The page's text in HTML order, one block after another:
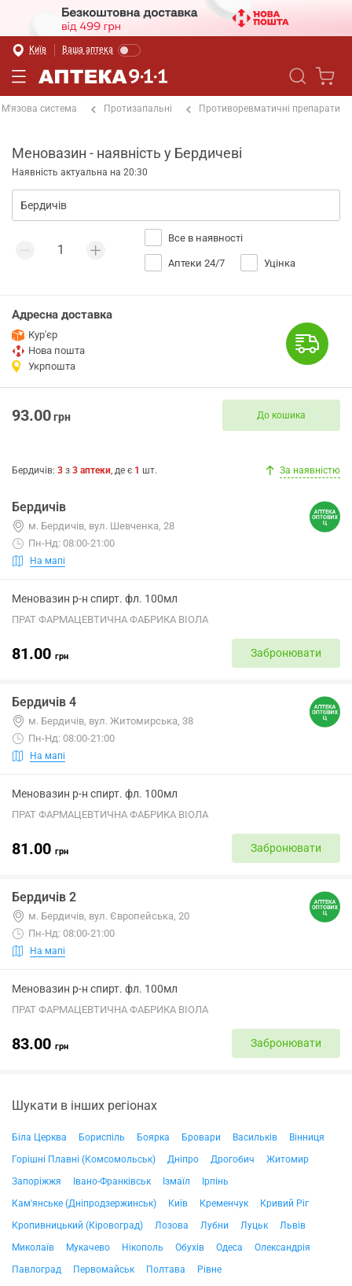
Київ Ваша аптека
М'язова система Протизапальні Противоревматичні препарати
Меновазин - наявність у Бердичеві
Наявність актуальна на 20:30
Все в наявності
Аптеки 24/7 Уцінка
Адресна доставка
Кур'єр
Нова пошта
Укрпошта
93.00грн До кошика
Бердичів: 3 з 3 аптеки, де є 1 шт. За наявністю
Бердичів
м. Бердичів, вул. Шевченка, 28
Пн-Нд: 08:00-21:00
На мапі
Меновазин р-н спирт. фл. 100мл
ПРАТ ФАРМАЦЕВТИЧНА ФАБРИКА ВІОЛА
81.00 грн Забронювати
Бердичів 4
м. Бердичів, вул. Житомирська, 38
Пн-Нд: 08:00-21:00
На мапі
Меновазин р-н спирт. фл. 100мл
ПРАТ ФАРМАЦЕВТИЧНА ФАБРИКА ВІОЛА
81.00 грн Забронювати
Бердичів 2
м. Бердичів, вул. Європейська, 20
Пн-Нд: 08:00-21:00
На мапі
Меновазин р-н спирт. фл. 100мл
ПРАТ ФАРМАЦЕВТИЧНА ФАБРИКА ВІОЛА
83.00 грн Забронювати
Шукати в інших регіонах
Біла Церква Бориспіль Боярка Бровари Васильків
Вінниця
Горішні Плавні (Комсомольськ)
Дніпро Дрогобич
Житомир
Запоріжжя
Івано-Франківськ Ізмаїл
Ірпінь
Кам'янське (Дніпродзержинськ)
Київ Кременчук
Кривий Ріг
Кропивницький (Кіровоград)
Лозова Лубни Луцьк
Львів
Миколаїв
Мукачево Нікополь Обухів Одеса
Олександрія
Павлоград
Первомайськ Полтава
Рівне